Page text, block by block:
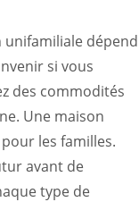
unifamiliale dépend
si vous
des commodités
Une maison
les familles.
avant de
type de